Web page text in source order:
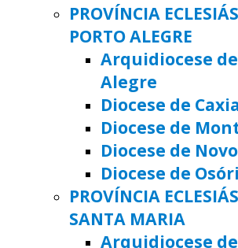
PROVÍNCIA
PORTO ALEGRE
Arquidiocese
Alegre
Diocese de
Diocese de
Diocese de
Diocese de
PROVÍNCIA
SANTA MARIA
Arquidiocese